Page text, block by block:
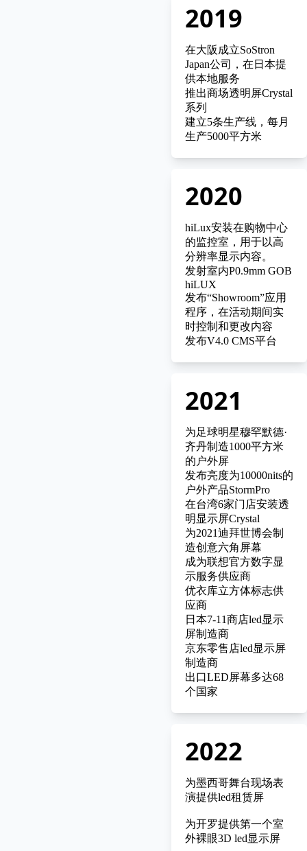
2019
在大阪成立SoStron
Japan公司，在日本提
供本地服务
推出商场透明屏Crystal
系列
建立5条生产线，每月
生产5000平方米
2020
hiLux安装在购物中心
的监控室，用于以高
分辨率显示内容。
发射室内P0.9mm GOB
hiLUX
发布“Showroom”应用
程序，在活动期间实
时控制和更改内容
发布V4.0 CMS平台
2021
为足球明星穆罕默德·
齐丹制造1000平方米
的户外屏
发布亮度为10000nits的
户外产品StormPro
在台湾6家门店安装透
明显示屏Crystal
为2021迪拜世博会制
造创意六角屏幕
成为联想官方数字显
示服务供应商
优衣库立方体标志供
应商
日本7-11商店led显示
屏制造商
京东零售店led显示屏
制造商
出口LED屏幕多达68
个国家
2022
为墨西哥舞台现场表
演提供led租赁屏
为开罗提供第一个室
外裸眼3D led显示屏